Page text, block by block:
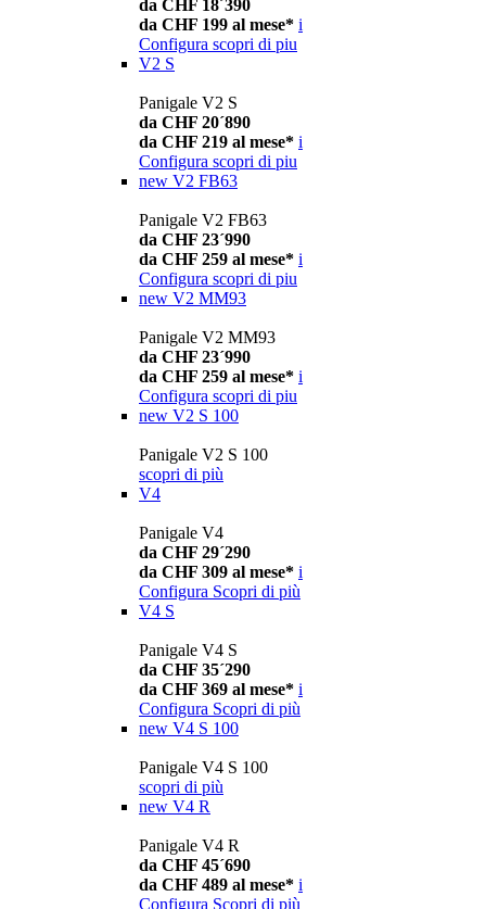
da CHF 18´390
da CHF 199 al mese* i
Configura scopri di piu
V2 S
Panigale V2 S
da CHF 20´890
da CHF 219 al mese* i
Configura scopri di piu
new V2 FB63
Panigale V2 FB63
da CHF 23´990
da CHF 259 al mese* i
Configura scopri di piu
new V2 MM93
Panigale V2 MM93
da CHF 23´990
da CHF 259 al mese* i
Configura scopri di piu
new V2 S 100
Panigale V2 S 100
scopri di più
V4
Panigale V4
da CHF 29´290
da CHF 309 al mese* i
Configura Scopri di più
V4 S
Panigale V4 S
da CHF 35´290
da CHF 369 al mese* i
Configura Scopri di più
new V4 S 100
Panigale V4 S 100
scopri di più
new V4 R
Panigale V4 R
da CHF 45´690
da CHF 489 al mese* i
Configura Scopri di più